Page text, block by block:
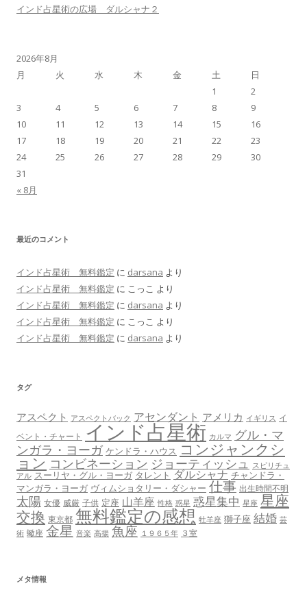
インド占星術の広場 ダルシャナ２
2026年8月
月
火 水 木 金 土 日
« 8月
1
2
3
4 5 6 7 8
9
10
11 12 13 14 15
16
17
18 19 20 21 22
23
24
25 26 27 28 29
30
31
最近のコメント
インド占星術 無料鑑定 に darsana より
インド占星術 無料鑑定 に こっこ より
インド占星術 無料鑑定 に darsana より
インド占星術 無料鑑定 に こっこ より
インド占星術 無料鑑定 に darsana より
タグ
アスペクト アスペクトバック アセンダント アメリカ イギリス イ
ベント・チャート インド占星術 カルマ グル・マ
ンガラ・ヨーガ ケンドラ・ハウス コンジャンクシ
ョン コンビネーション ジョーティッシュ スピリチュ
アル スーリヤ・グル・ヨーガ タレント ダルシャナ チャンドラ・
マンガラ・ヨーガ ヴィムショタリー・ダシャー 仕事 出生時間不明
太陽 女優 威厳 子供 定座 山羊座 性格 惑星 惑星集中 星座 星座
交換 東京都 無料鑑定の感想 牡羊座 獅子座 結婚 芸
術 蠍座 金星 音楽 高揚 魚座 １９６５年 ３室
メタ情報